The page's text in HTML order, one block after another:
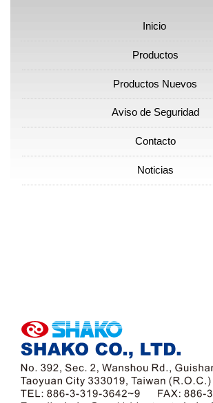
Inicio
Productos
Productos Nuevos
Aviso de Seguridad
Contacto
Noticias